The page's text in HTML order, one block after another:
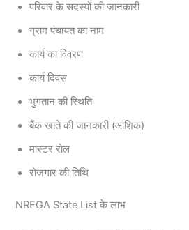
परिवार के सदस्यों की जानकारी
ग्राम पंचायत का नाम
कार्य का विवरण
कार्य दिवस
भुगतान की स्थिति
बैंक खाते की जानकारी (आंशिक)
मास्टर रोल
रोजगार की तिथि
NREGA State List के लाभ